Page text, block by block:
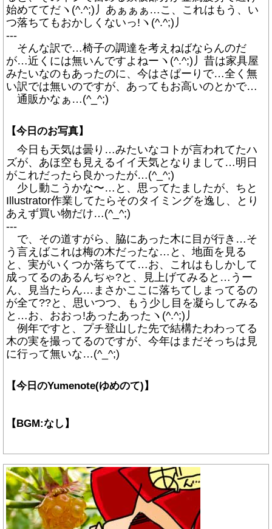
始めててだヽ(^.^;)丿あぁぁぁ…こ、これはもう、い
つ落ちてもおかしくないっ!ヽ(^.^;)丿
---
そんな訳で…椅子の調達を考えねばならんのだ
が…近くには無いんですよねーヽ(^.^;)丿昔は家具屋
みたいなのもあったのに、今はさぱーりで…全く無
い訳では無いのですが、あってもお高いのとかで…
通販かなぁ…(^_^;)
【今日のお写真】
今日も天気は曇り…みたいなコトが言われてたハ
ズが、あほ空も見えるイイ天気となりまして…明日
がこれだったら良かったが…(^_^;)
少し動こうかな〜…と、思ってたましたが、ちと
Illustrator作業してたらそのタイミングを逸し、とり
あえず買い物だけ…(^_^;)
---
で、その道すがら、脇にあった木に目が行き…そ
う言えばこれは梅の木だったな…と、地面を見る
と、実がいくつか落ちてて…お、これはもしかして
成ってるのあるんぢゃ?と、見上げてみると…うー
ん、見当たらん…まさかここに落ちてしまってるの
が全て??と、思いつつ、もう少し目を凝らしてみる
と…お、おおっ!あったあったヽ(^.^;)丿
例年ですと、プチ登山した先で結構たわわってる
木の実を撮ってるのですが、今年はまだそっちは見
に行って無いな…(^_^;)
【今日のYumenote(ゆめのて)】
【BGM:なし】